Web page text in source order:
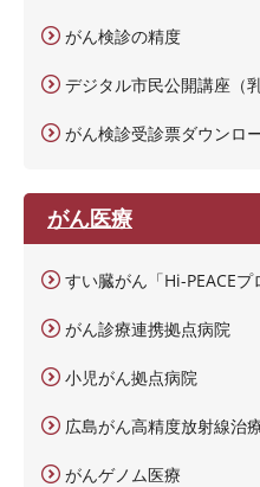
がん検診の精度
デジタル市民公開講座（乳
がん検診受診票ダウンロ
がん医療
すい臓がん「Hi-PEACEプ
がん診療連携拠点病院
小児がん拠点病院
広島がん高精度放射線治
がんゲノム医療